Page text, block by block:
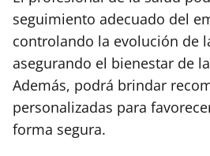
seguimiento adecuado del
controlando la evolución de
asegurando el bienestar de
Además, podrá brindar
personalizadas para
forma segura.